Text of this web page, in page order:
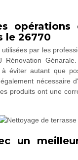
le 26770
par les
éviter autant que
nécessaire
produits ont une
un